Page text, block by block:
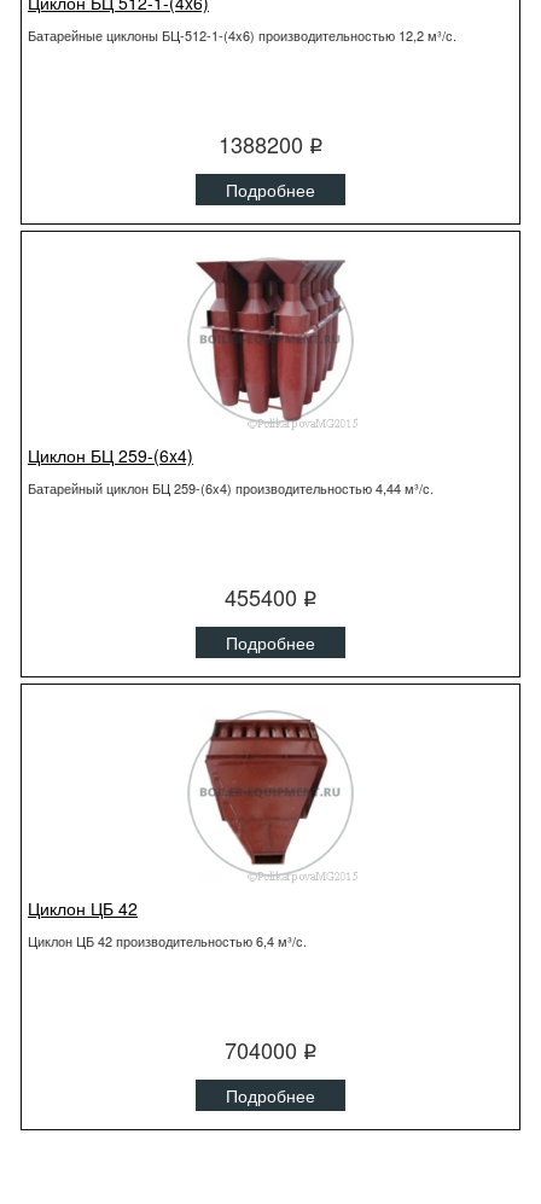
Батарейные циклоны БЦ-512-1-(4x6) производительностью 12,2 м³/с.
1388200 q
Подробнее
Циклон БЦ 259-(6x4)
Батарейный циклон БЦ 259-(6x4) производительностью 4,44 м³/с.
455400 q
Подробнее
Циклон ЦБ 42
Циклон ЦБ 42 производительностью 6,4 м³/с.
704000 q
Подробнее